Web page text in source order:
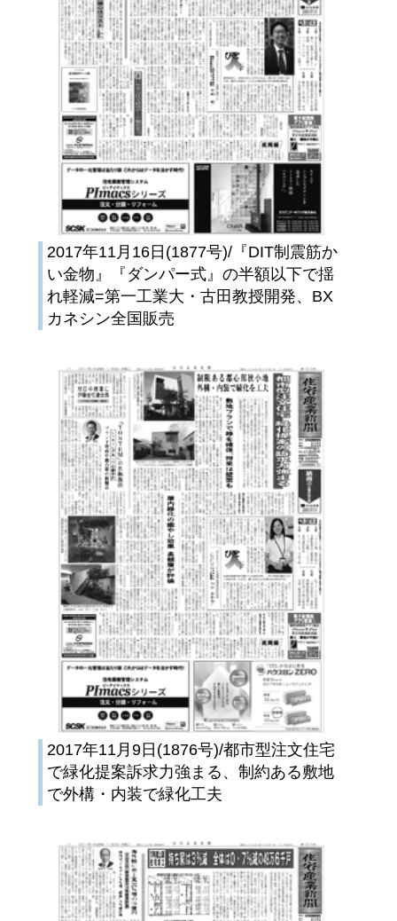
2017年11月16日(1877号)/『DIT制震筋か
い金物』『ダンパー式』の半額以下で揺
れ軽減=第一工業大・古田教授開発、BX
カネシン全国販売
2017年11月9日(1876号)/都市型注文住宅
で緑化提案訴求力強まる、制約ある敷地
で外構・内装で緑化工夫